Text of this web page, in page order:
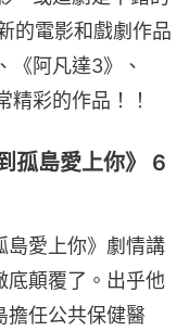
的電影和戲劇作品
《阿凡達3》、
精彩的作品！！
孤島愛上你》 6
島愛上你》劇情講
底顛覆了。出乎他
擔任公共保健醫